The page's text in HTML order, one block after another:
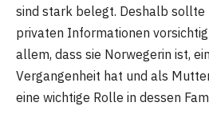
sind stark belegt. Deshalb sollte
privaten Informationen
allem, dass sie Norwegerin ist,
Vergangenheit hat und als
eine wichtige Rolle in dessen